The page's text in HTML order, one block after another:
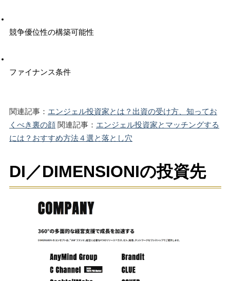
競争優位性の構築可能性
ファイナンス条件
関連記事： エンジェル投資家とは？出資の受け方、知ってお
くべき裏の顔 関連記事： エンジェル投資家とマッチングする
には？おすすめ方法４選と落とし穴
DI／DIMENSIONIの投資先